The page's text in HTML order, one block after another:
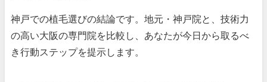
神戸での植毛選びの結論です。地元・神戸院と、技術力
の高い大阪の専門院を比較し、あなたが今日から取るべ
き行動ステップを提示します。